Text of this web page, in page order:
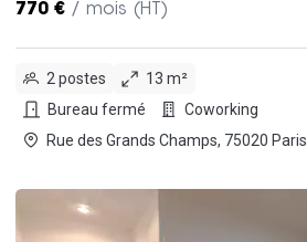
770 € / mois (HT)
2 postes
13 m²
Bureau fermé
Coworking
Rue des Grands Champs, 75020 Paris